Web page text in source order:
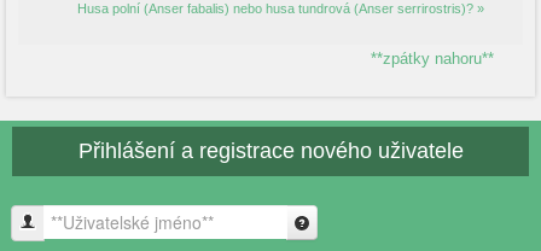
Husa polní (Anser fabalis) nebo husa tundrová (Anser serrirostris)? »
**zpátky nahoru**
Přihlášení a registrace nového uživatele
**Uživatelské jméno**